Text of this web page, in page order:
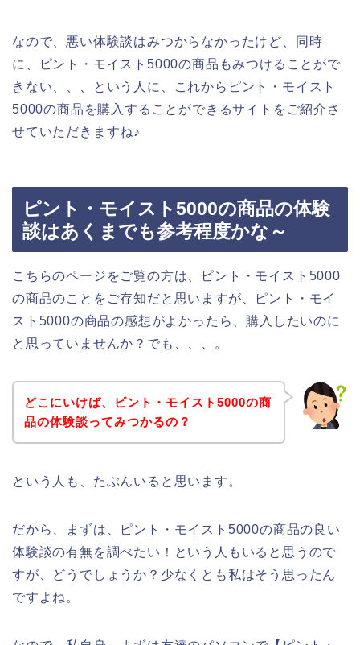
なので、悪い体験談はみつからなかったけど、同時
に、ピント・モイスト5000の商品もみつけることがで
きない、、、という人に、これからピント・モイスト
5000の商品を購入することができるサイトをご紹介さ
せていただきますね♪
ピント・モイスト5000の商品の体験
談はあくまでも参考程度かな～
こちらのページをご覧の方は、ピント・モイスト5000
の商品のことをご存知だと思いますが、ピント・モイ
スト5000の商品の感想がよかったら、購入したいのに
と思っていませんか？でも、、、。
どこにいけば、ピント・モイスト5000の商
品の体験談ってみつかるの？
という人も、たぶんいると思います。
だから、まずは、ピント・モイスト5000の商品の良い
体験談の有無を調べたい！という人もいると思うので
すが、どうでしょうか？少なくとも私はそう思ったん
ですよね。